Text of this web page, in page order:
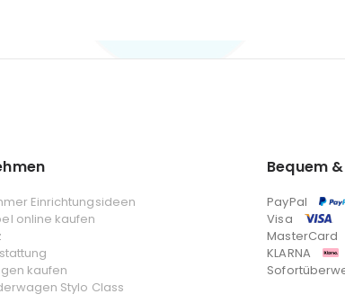
Einrichtungsideen
online kaufen
kaufen
Stylo Class
Bequem
PayPal
Visa
MasterCard
KLARNA